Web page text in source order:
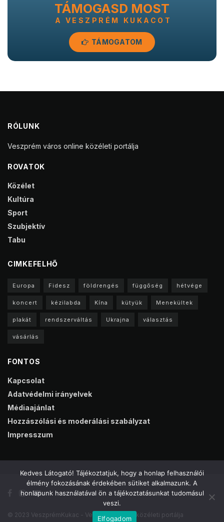
TÁMOGASD MOST
A VESZPRÉM KUKACOT
TÁMOGATOM
RÓLUNK
Veszprém város online közéleti portálja
ROVATOK
Közélet
Kultúra
Sport
Szubjektív
Tabu
CIMKEFELHŐ
Europa Fidesz földrengés függőség hétvége
koncert kézilabda Kína kütyük Menekültek
plakát rendszerváltás Ukrajna választás
vásárlás
FONTOS
Kapcsolat
Adatvédelmi irányelvek
Médiaajánlat
Hozzászólási és moderálási szabályzat
Impresszum
© 2023 VeszprémKukac - Veszprém online közéleti portálja
Kedves Látogató! Tájékoztatjuk, hogy a honlap felhasználói
élmény fokozásának érdekében sütiket alkalmazunk. A
honlapunk használatával ön a tájékoztatásunkat tudomásul
veszi.
Elfogadom